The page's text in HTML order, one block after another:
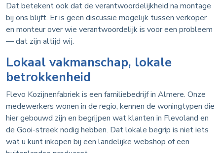
Dat betekent ook dat de verantwoordelijkheid na montage
bij ons blijft. Er is geen discussie mogelijk tussen verkoper
en monteur over wie verantwoordelijk is voor een probleem
— dat zijn altijd wij.
Lokaal vakmanschap, lokale
betrokkenheid
Flevo Kozijnenfabriek is een familiebedrijf in Almere. Onze
medewerkers wonen in de regio, kennen de woningtypen die
hier gebouwd zijn en begrijpen wat klanten in Flevoland en
de Gooi-streek nodig hebben. Dat lokale begrip is niet iets
wat u kunt inkopen bij een landelijke webshop of een